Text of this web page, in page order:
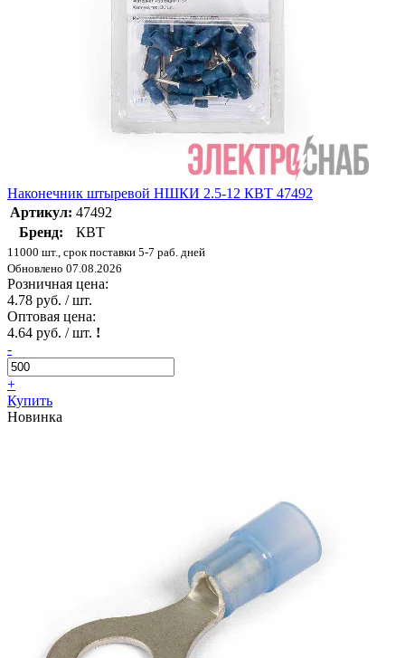
Наконечник штыревой НШКИ 2.5-12 КВТ 47492
Артикул: 47492
Бренд:
КВТ
11000 шт., срок поставки 5-7 раб. дней
Обновлено 07.08.2026
Розничная цена:
4.78 руб. / шт.
Оптовая цена:
4.64 руб. / шт. !
-
+
Купить
Новинка